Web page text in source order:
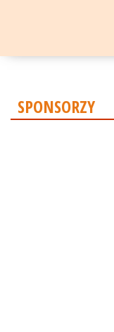
SPONSORZY